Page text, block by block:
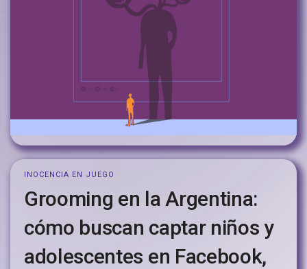
INOCENCIA EN JUEGO
Grooming en la Argentina:
cómo buscan captar niños y
adolescentes en Facebook,